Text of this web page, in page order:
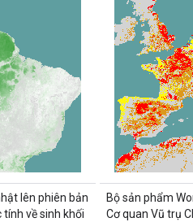
lên phiên bản
về sinh khối
Bộ sản phẩm
Cơ quan Vũ trụ